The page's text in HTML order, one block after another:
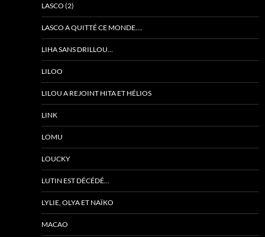
LASCO (2)
LASCO A QUITTÉ CE MONDE….
LIHA SANS DRILLOU…
LILOO
LILOU A REJOINT HITA ET HÉLIOS
LINK
LOMU
LOUCKY
LUTIN EST DÉCÉDÉ…
LYLIE, OLYA ET NAÏKO
MACAO